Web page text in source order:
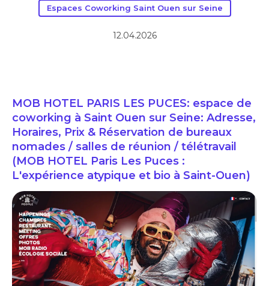
Espaces Coworking Saint Ouen sur Seine
12.04.2026
MOB HOTEL PARIS LES PUCES: espace de
coworking à Saint Ouen sur Seine: Adresse,
Horaires, Prix & Réservation de bureaux
nomades / salles de réunion / télétravail
(MOB HOTEL Paris Les Puces :
L'expérience atypique et bio à Saint-Ouen)